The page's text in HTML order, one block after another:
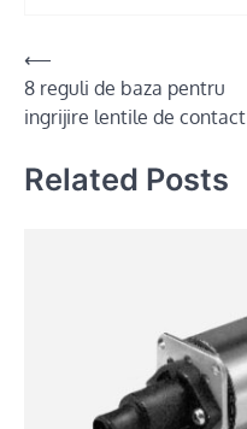
Post
navigation
⟵
8 reguli de baza pentru
ingrijire lentile de contact
Related Posts